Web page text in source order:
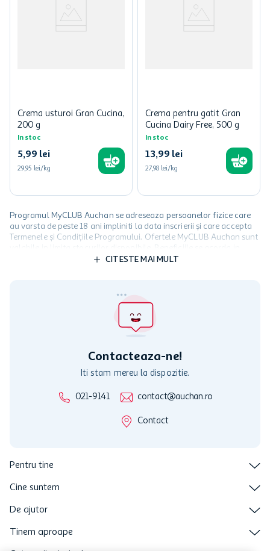
Crema usturoi Gran Cucina,
200 g
In stoc
5,99 lei
29,95 lei/kg
Crema pentru gatit Gran
Cucina Dairy Free, 500 g
In stoc
13,99 lei
27,98 lei/kg
Programul MyCLUB Auchan se adreseaza persoanelor fizice care
au varsta de peste 18 ani impliniti la data inscrierii și care accepta
Termenele și Condițiile Programului. Ofertele MyCLUB Auchan sunt
limita a 12 unitati / card client o singura data in perioada promotiei.
activitati in afara celor mentionate in Termene si Conditii. Auchan
nu raspunde pentru imposibilitatea utilizarii Cardului in perioada in
care aceste este suspendat sau in perioada in care sunt efectuate
CITESTE MAI MULT
Contacteaza-ne!
Iti stam mereu la dispozitie.
021-9141 contact@auchan.ro
Contact
Pentru tine
Cine suntem
De ajutor
Tinem aproape